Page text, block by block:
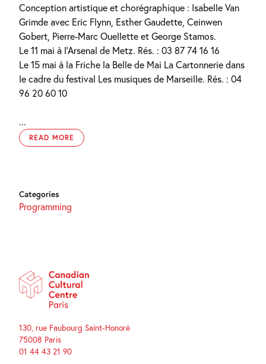
Conception artistique et chorégraphique : Isabelle Van
Grimde avec Eric Flynn, Esther Gaudette, Ceinwen
Gobert, Pierre-Marc Ouellette et George Stamos.
Le 11 mai à l’Arsenal de Metz. Rés. : 03 87 74 16 16
Le 15 mai à la Friche la Belle de Mai La Cartonnerie dans
le cadre du festival Les musiques de Marseille. Rés. : 04
96 20 60 10
...
READ MORE
Categories
Programming
130, rue Faubourg Saint-Honoré
75008 Paris
01 44 43 21 90